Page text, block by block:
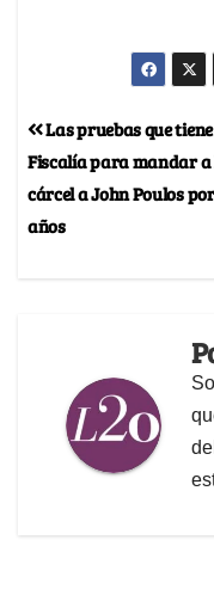
Las pruebas que
Fiscalía para mandar
cárcel a John Poulos
años